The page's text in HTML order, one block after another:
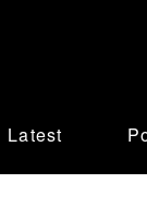
Latest